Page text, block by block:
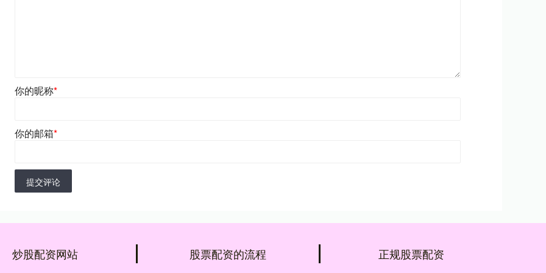
你的昵称*
你的邮箱*
提交评论
炒股配资网站 股票配资的流程 正规股票配资